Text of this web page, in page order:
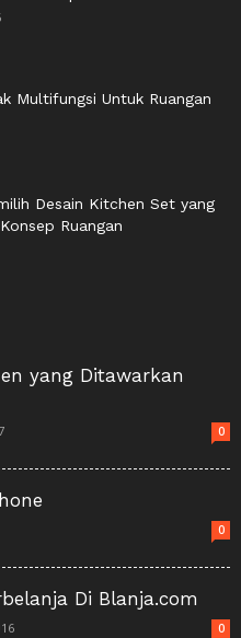
Multifungsi Untuk Ruangan
Desain Kitchen Set yang
Ruangan
yang Ditawarkan
0
0
Di Blanja.com
0